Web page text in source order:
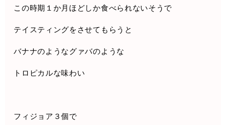
この時期１か月ほどしか食べられないそうで
テイスティングをさせてもらうと
バナナのようなグァバのような
トロピカルな味わい
フィジョア３個で